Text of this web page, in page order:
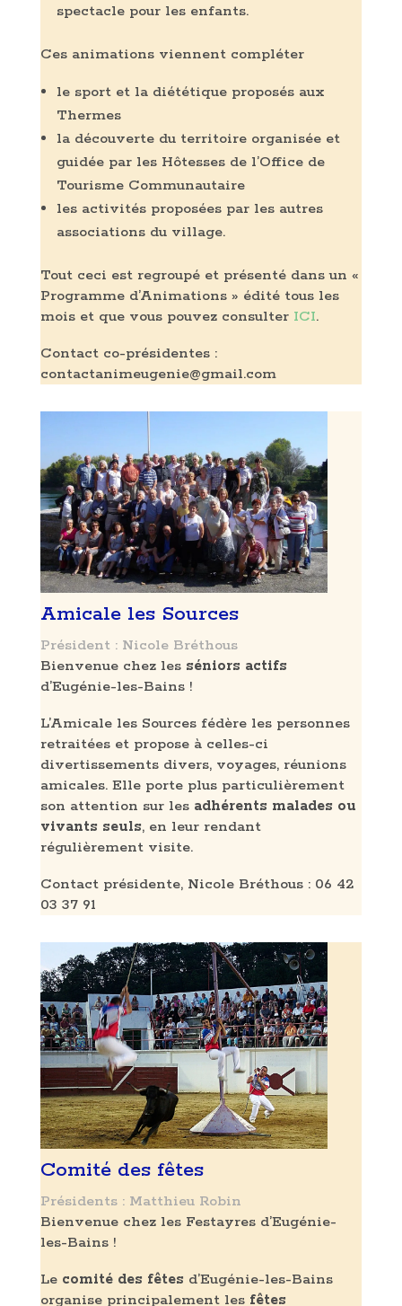
spectacle pour les enfants.
Ces animations viennent compléter
le sport et la diététique proposés aux
Thermes
la découverte du territoire organisée et
guidée par les Hôtesses de l’Office de
Tourisme Communautaire
les activités proposées par les autres
associations du village.
Tout ceci est regroupé et présenté dans un «
Programme d’Animations » édité tous les
mois et que vous pouvez consulter ICI.
Contact co-présidentes :
contactanimeugenie@gmail.com
Amicale les Sources
Président : Nicole Bréthous
Bienvenue chez les séniors actifs
d’Eugénie-les-Bains !
L’Amicale les Sources fédère les personnes
retraitées et propose à celles-ci
divertissements divers, voyages, réunions
amicales. Elle porte plus particulièrement
son attention sur les adhérents malades ou
vivants seuls, en leur rendant
régulièrement visite.
Contact présidente, Nicole Bréthous : 06 42
03 37 91
Comité des fêtes
Présidents : Matthieu Robin
Bienvenue chez les Festayres d’Eugénie-
les-Bains !
Le comité des fêtes d’Eugénie-les-Bains
organise principalement les fêtes